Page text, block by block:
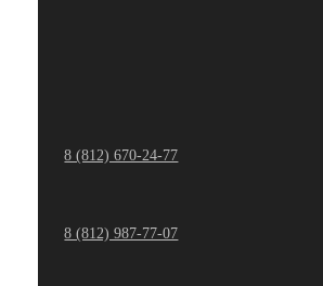
8 (812) 670-24-77
8 (812) 987-77-07